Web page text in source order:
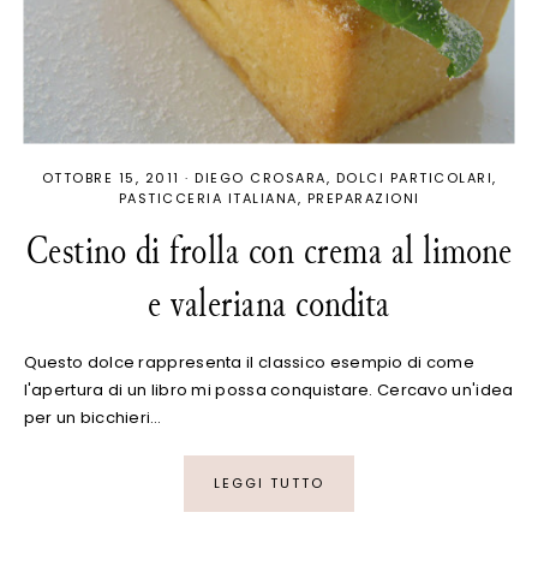
OTTOBRE 15, 2011 · DIEGO CROSARA
DOLCI PARTICOLARI
PASTICCERIA ITALIANA
PREPARAZIONI
Cestino di frolla con crema al limone
e valeriana condita
Questo dolce rappresenta il classico esempio di come
l'apertura di un libro mi possa conquistare. Cercavo un'idea
per un bicchieri…
LEGGI TUTTO